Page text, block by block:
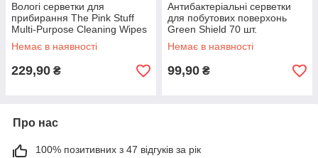
Вологі серветки для
прибирання The Pink Stuff
Multi-Purpose Cleaning Wipes
72 шт
Немає в наявності
229,90 ₴
Антибактеріальні серветки
для побутових поверхонь
Green Shield 70 шт.
Немає в наявності
99,90 ₴
Про нас
100% позитивних з 47 відгуків за рік